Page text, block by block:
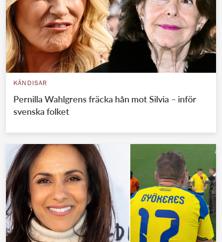
KÄNDISAR
Pernilla Wahlgrens fräcka hån mot Silvia – inför
svenska folket